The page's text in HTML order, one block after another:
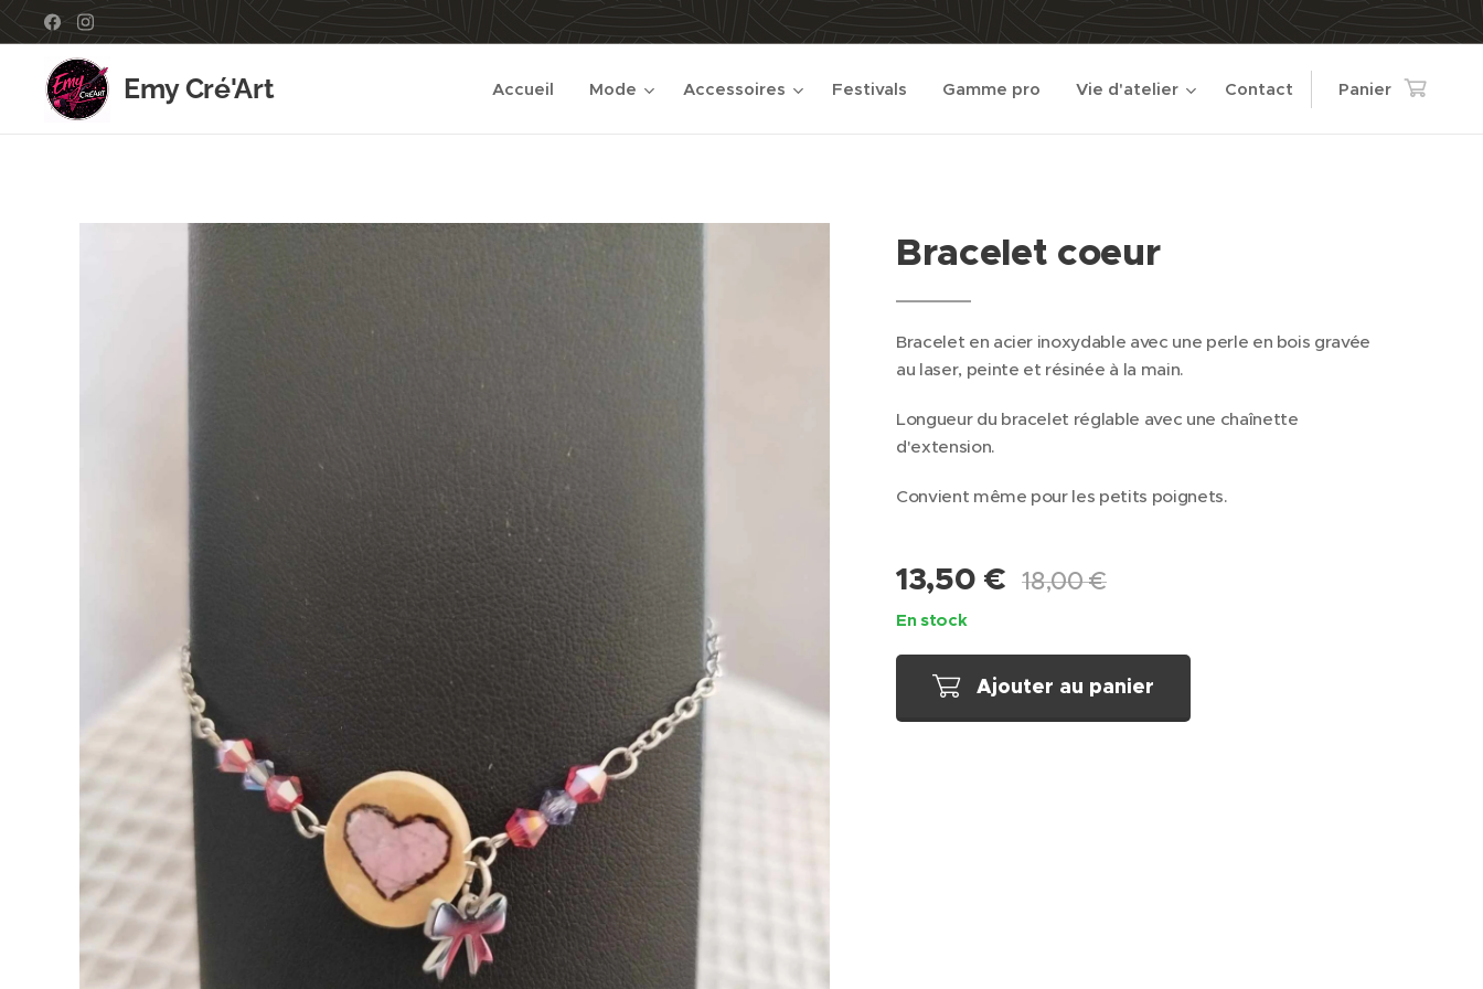
Emy Cré'Art Accueil Mode Accessoires Festivals Gamme pro Vie d'atelier Contact Panier
Bracelet coeur
Bracelet en acier inoxydable avec une perle en bois gravée
au laser, peinte et résinée à la main.
Longueur du bracelet réglable avec une chaînette
d'extension.
Convient même pour les petits poignets.
13,50 € 18,00€
En stock
Ajouter au panier